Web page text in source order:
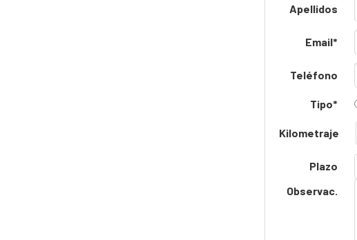
Apellidos
Email*
Teléfono
Tipo*
Kilometraje
Plazo
Observac.